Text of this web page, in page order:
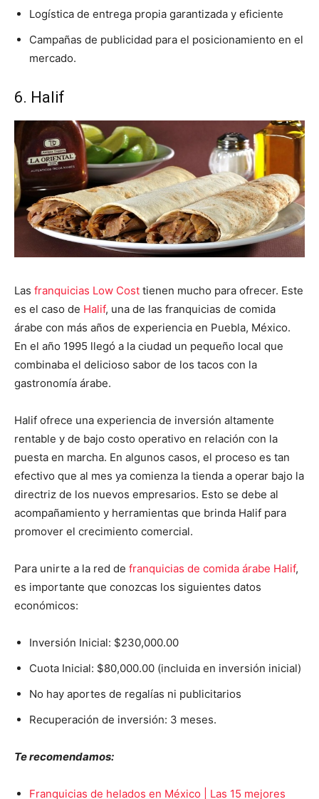
Logística de entrega propia garantizada y eficiente
Campañas de publicidad para el posicionamiento en el
mercado.
6. Halif
Las franquicias Low Cost tienen mucho para ofrecer. Este
es el caso de Halif, una de las franquicias de comida
árabe con más años de experiencia en Puebla, México.
En el año 1995 llegó a la ciudad un pequeño local que
combinaba el delicioso sabor de los tacos con la
gastronomía árabe.
Halif ofrece una experiencia de inversión altamente
rentable y de bajo costo operativo en relación con la
puesta en marcha. En algunos casos, el proceso es tan
efectivo que al mes ya comienza la tienda a operar bajo la
directriz de los nuevos empresarios. Esto se debe al
acompañamiento y herramientas que brinda Halif para
promover el crecimiento comercial.
Para unirte a la red de franquicias de comida árabe Halif,
es importante que conozcas los siguientes datos
económicos:
Inversión Inicial: $230,000.00
Cuota Inicial: $80,000.00 (incluida en inversión inicial)
No hay aportes de regalías ni publicitarios
Recuperación de inversión: 3 meses.
Te recomendamos:
Franquicias de helados en México | Las 15 mejores